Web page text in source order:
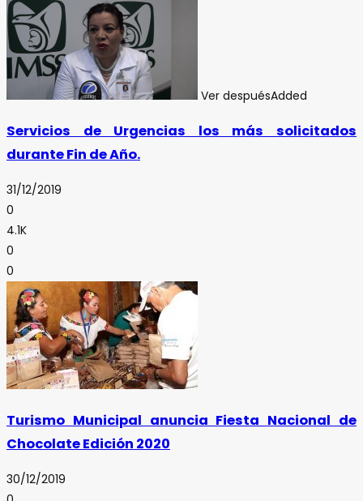
Ver despuésAdded
Servicios de Urgencias los más solicitados
durante Fin de Año.
31/12/2019
0
4.1K
0
0
Turismo Municipal anuncia Fiesta Nacional de
Chocolate Edición 2020
30/12/2019